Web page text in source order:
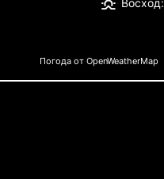
Погода от OpenWeatherMap